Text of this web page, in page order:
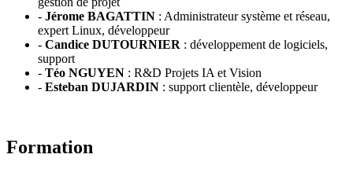
- Jérome BAGATTIN : Administrateur système et réseau,
expert Linux, développeur
- Candice DUTOURNIER : développement de logiciels,
support
- Téo NGUYEN : R&D Projets IA et Vision
- Esteban DUJARDIN : support clientèle, développeur
Formation